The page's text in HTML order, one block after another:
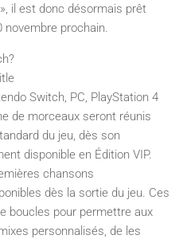
il est donc désormais prêt
novembre prochain.
Switch, PC, PlayStation 4
de morceaux seront réunis
du jeu, dès son
disponible en Édition VIP.
chansons
dès la sortie du jeu. Ces
boucles pour permettre aux
personnalisés, de les